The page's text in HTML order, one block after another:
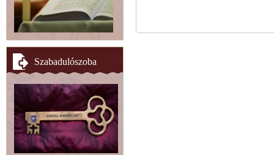
Szabadulószoba